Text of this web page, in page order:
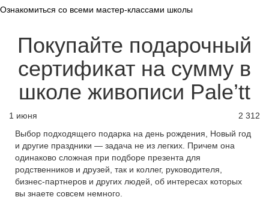
Ознакомиться со всеми мастер-классами школы
Покупайте подарочный
сертификат на сумму в
школе живописи Pale’tt
1 июня
2 312
Выбор подходящего подарка на день рождения, Новый год
и другие праздники — задача не из легких. Причем она
одинаково сложная при подборе презента для
родственников и друзей, так и коллег, руководителя,
бизнес-партнеров и других людей, об интересах которых
вы знаете совсем немного.